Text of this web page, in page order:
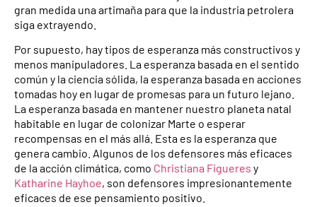
gran medida una artimaña para que la industria petrolera
siga extrayendo.
Por supuesto, hay tipos de esperanza más constructivos y
menos manipuladores. La esperanza basada en el sentido
común y la ciencia sólida, la esperanza basada en acciones
tomadas hoy en lugar de promesas para un futuro lejano.
La esperanza basada en mantener nuestro planeta natal
habitable en lugar de colonizar Marte o esperar
recompensas en el más allá. Esta es la esperanza que
genera cambio. Algunos de los defensores más eficaces
de la acción climática, como Christiana Figueres y
Katharine Hayhoe, son defensores impresionantemente
eficaces de ese pensamiento positivo.